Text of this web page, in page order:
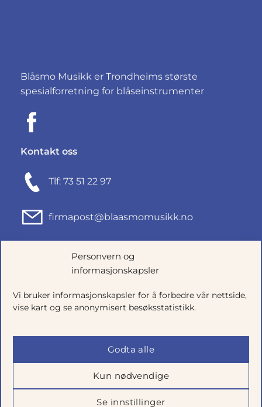
Personvern og
informasjonskapsler
Vi bruker informasjonskapsler for å forbedre vår nettside,
vise kart og se anonymisert besøksstatistikk.
Godta alle
Kun nødvendige
Se innstillinger
Blåsmo Musikk er Trondheims største
spesialforretning for blåseinstrumenter
Kontakt oss
Tlf: 73 51 22 97
firmapost@blaasmomusikk.no
Fjordgata 46, 7010 TRONDHEIM